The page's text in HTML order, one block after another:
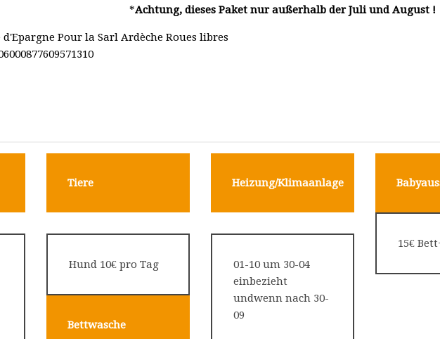
*Achtung, dieses Paket nur außerhalb der Juli und August !
d'Epargne Pour la Sarl Ardèche Roues libres
Tiere
Hund 10€ pro Tag
Bettwasche
Heizung/Klimaanlage
01-10 um 30-04
einbezieht
undwenn nach 30-
09
15€